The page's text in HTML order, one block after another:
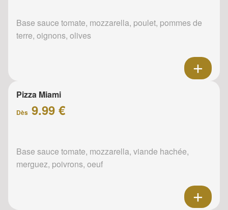
Base sauce tomate, mozzarella, poulet, pommes de
terre, oignons, olives
Pizza Miami
Dès 9.99 €
Base sauce tomate, mozzarella, viande hachée,
merguez, poivrons, oeuf